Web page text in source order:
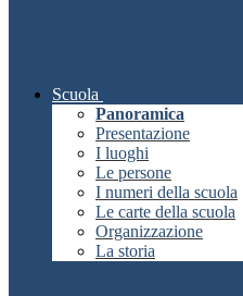
Scuola
Panoramica
Presentazione
I luoghi
Le persone
I numeri della scuola
Le carte della scuola
Organizzazione
La storia